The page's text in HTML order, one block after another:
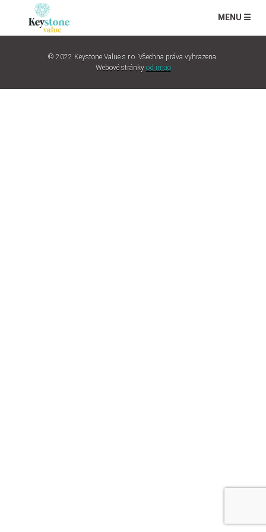
MENU ☰
© 2022 Keystone Value s.r.o. Všechna práva vyhrazena.
Webové stránky od imao